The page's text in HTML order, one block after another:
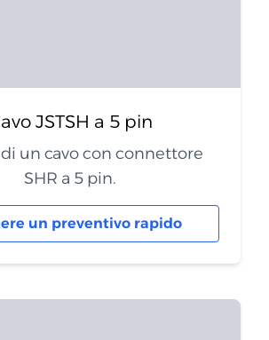
JSTSH a 5 pin
un cavo con connettore
SHR a 5 pin.
un preventivo rapido